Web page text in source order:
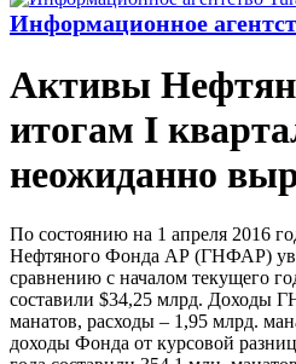
Информационное
Активы
итогам I
неожиданно
По состоянию на 1 апреля 2016
Нефтяного Фонда АР (ГНФАР)
сравнению с началом текущего
составили $34,25 млрд. Доходы
манатов, расходы – 1,95 млрд.
доходы Фонда от курсовой